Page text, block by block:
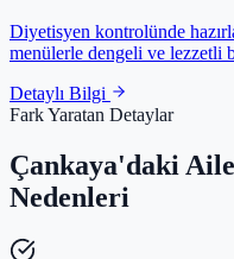
Diyetisyen kontrolünde
menülerle dengeli ve lezzetli
Detaylı Bilgi
Fark Yaratan Detaylar
Çankaya'daki
Nedenleri